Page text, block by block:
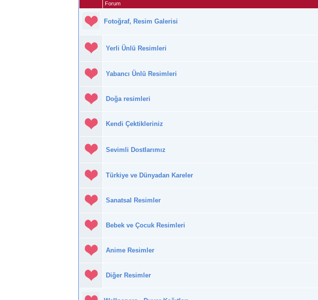
Forum
Fotoğraf, Resim Galerisi
Yerli Ünlü Resimleri
Yabancı Ünlü Resimleri
Doğa resimleri
Kendi Çektikleriniz
Sevimli Dostlarımız
Türkiye ve Dünyadan Kareler
Sanatsal Resimler
Bebek ve Çocuk Resimleri
Anime Resimler
Diğer Resimler